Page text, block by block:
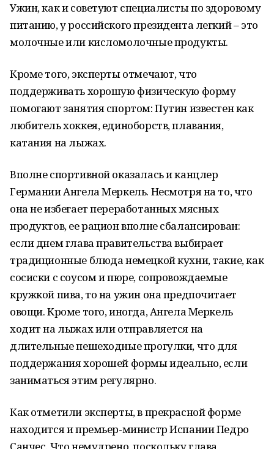
Ужин, как и советуют специалисты по здоровому
питанию, у российского президента легкий – это
молочные или кисломолочные продукты.
Кроме того, эксперты отмечают, что
поддерживать хорошую физическую форму
помогают занятия спортом: Путин известен как
любитель хоккея, единоборств, плавания,
катания на лыжах.
Вполне спортивной оказалась и канцлер
Германии Ангела Меркель. Несмотря на то, что
она не избегает переработанных мясных
продуктов, ее рацион вполне сбалансирован:
если днем глава правительства выбирает
традиционные блюда немецкой кухни, такие, как
сосиски с соусом и пюре, сопровождаемые
кружкой пива, то на ужин она предпочитает
овощи. Кроме того, иногда, Ангела Меркель
ходит на лыжах или отправляется на
длительные пешеходные прогулки, что для
поддержания хорошей формы идеально, если
заниматься этим регулярно.
Как отметили эксперты, в прекрасной форме
находится и премьер-министр Испании Педро